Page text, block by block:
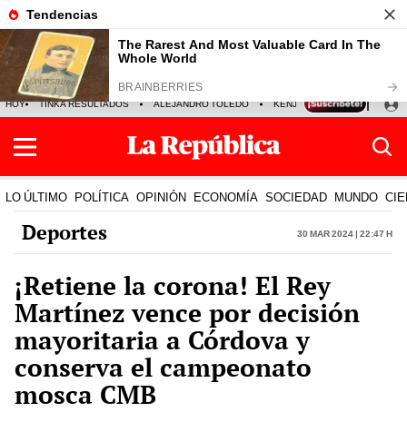
HOY TINKA RESULTADOS ALEJANDRO TOLEDO KENJI FUJIMORI PRECIO
LO ÚLTIMO POLÍTICA OPINIÓN ECONOMÍA SOCIEDAD MUNDO
Deportes 30 Mar 2024 | 22:47 h
¡Retiene la corona! El Rey
Martínez vence por decisión
mayoritaria a Córdova y
conserva el campeonato
mosca CMB